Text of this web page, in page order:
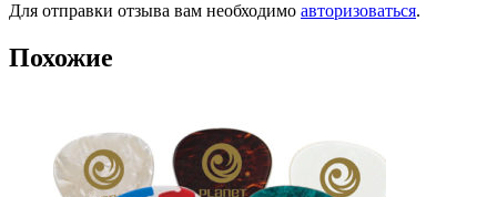
Для отправки отзыва вам необходимо авторизоваться.
Похожие